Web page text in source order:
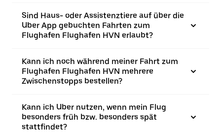
Sind Haus- oder Assistenztiere auf über die
Uber App gebuchten Fahrten zum
Flughafen Flughafen HVN erlaubt?
Kann ich noch während meiner Fahrt zum
Flughafen Flughafen HVN mehrere
Zwischenstopps bestellen?
Kann ich Uber nutzen, wenn mein Flug
besonders früh bzw. besonders spät
stattfindet?